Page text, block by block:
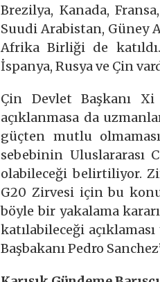
Brezilya, Kanada,
Suudi Arabistan, Güney
Afrika Birliği de
İspanya, Rusya ve Çin
Çin Devlet Başkanı
açıklanmasa da
güçten mutlu
sebebinin Uluslararası
olabileceği belirtiliyor.
G20 Zirvesi için bu
böyle bir yakalama
katılabileceği
Başbakanı Pedro